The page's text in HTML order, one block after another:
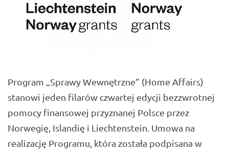
Program „Sprawy Wewnętrzne” (Home Affairs)
stanowi jeden filarów czwartej edycji bezzwrotnej
pomocy finansowej przyznanej Polsce przez
Norwegię, Islandię i Liechtenstein. Umowa na
realizację Programu, która została podpisana w